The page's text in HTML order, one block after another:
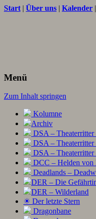
Start | Über uns | Kalender |
Menü
Zum Inhalt springen
Kolumne
Archiv
DSA – Theaterritter
DSA – Theaterritter
DSA – Theaterritter
DCC – Helden von
Deadlands –
DER – Die
DER – Wilderland
☀ Der letzte Stern
Dragonbane